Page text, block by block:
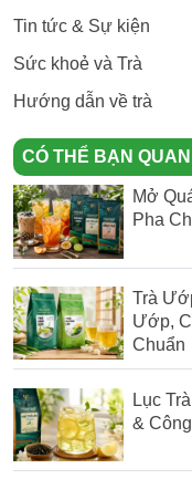
Tin tức & Sự kiện
Sức khoẻ và Trà
Hướng dẫn về trà
CÓ THỂ BẠN
Mở
Pha
Trà
Ướp,
Chuẩn
Lục
&